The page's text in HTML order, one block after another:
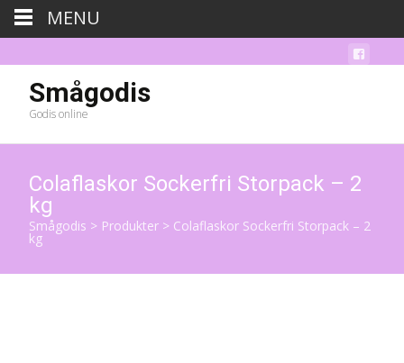
Smågodis
Godis online
Colaflaskor Sockerfri Storpack – 2
kg
Smågodis > Produkter > Colaflaskor Sockerfri Storpack – 2
kg
MENU